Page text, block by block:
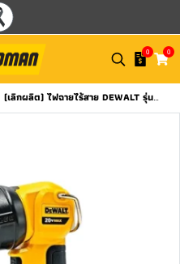
0 0
(เลิกผลิต) ไฟฉายไร้สาย DEWALT รุ่น DCL040E1-B1